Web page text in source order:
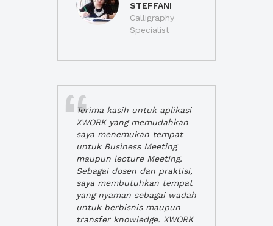
STEFFANI
Calligraphy
Specialist
Terima kasih untuk aplikasi
XWORK yang memudahkan
saya menemukan tempat
untuk Business Meeting
maupun lecture Meeting.
Sebagai dosen dan praktisi,
saya membutuhkan tempat
yang nyaman sebagai wadah
untuk berbisnis maupun
transfer knowledge. XWORK